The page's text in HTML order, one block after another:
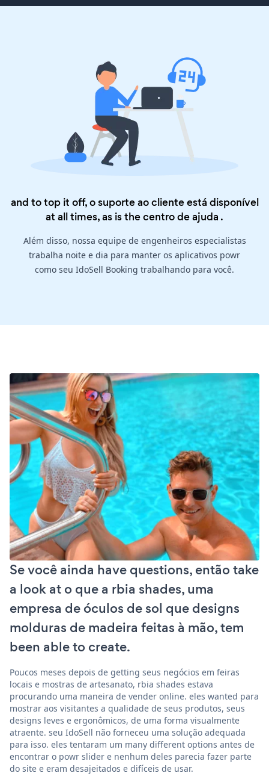
and to top it off, o suporte ao cliente está disponível
at all times, as is thecentro de ajuda .
Além disso, nossa equipe de engenheiros especialistas
trabalha noite e dia para manter os aplicativos powr
como seu IdoSell Booking trabalhando para você.
Se você ainda have questions, então take
a look at o que a rbia shades, uma
empresa de óculos de sol que designs
molduras de madeira feitas à mão, tem
been able to create.
Poucos meses depois de getting seus negócios em feiras
locais e mostras de artesanato, rbia shades estava
procurando uma maneira de vender online. eles wanted para
mostrar aos visitantes a qualidade de seus produtos, seus
designs leves e ergonômicos, de uma forma visualmente
atraente. seu IdoSell não forneceu uma solução adequada
para isso. eles tentaram um many different options antes de
encontrar o powr slider e nenhum deles parecia fazer parte
do site e eram desajeitados e difíceis de usar.